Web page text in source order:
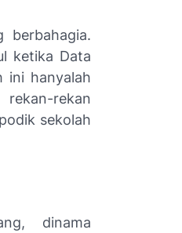
ketika Data
ini hanyalah
rekan
sekolah
dinama